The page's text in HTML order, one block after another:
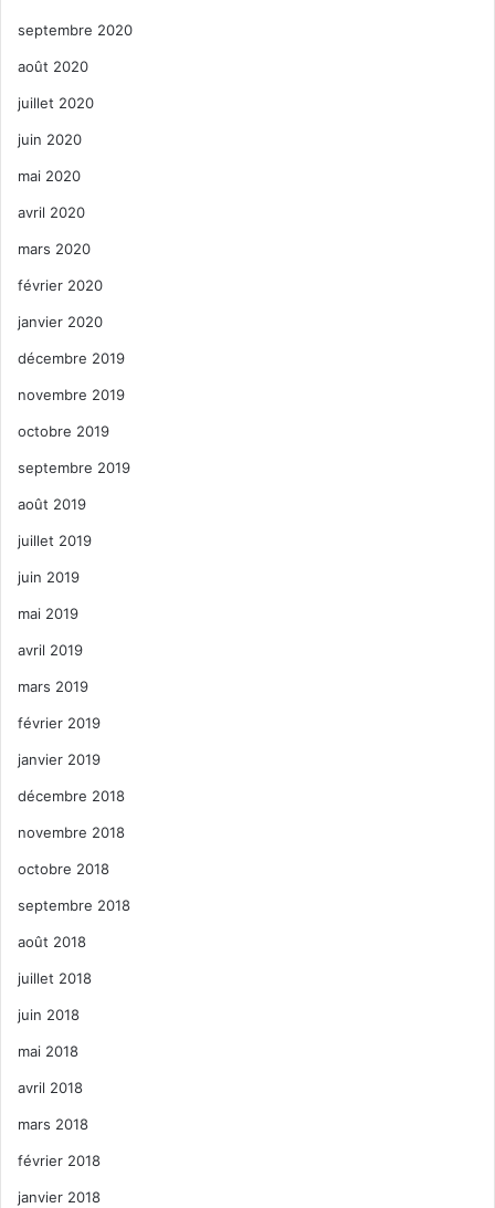
septembre 2020
août 2020
juillet 2020
juin 2020
mai 2020
avril 2020
mars 2020
février 2020
janvier 2020
décembre 2019
novembre 2019
octobre 2019
septembre 2019
août 2019
juillet 2019
juin 2019
mai 2019
avril 2019
mars 2019
février 2019
janvier 2019
décembre 2018
novembre 2018
octobre 2018
septembre 2018
août 2018
juillet 2018
juin 2018
mai 2018
avril 2018
mars 2018
février 2018
janvier 2018